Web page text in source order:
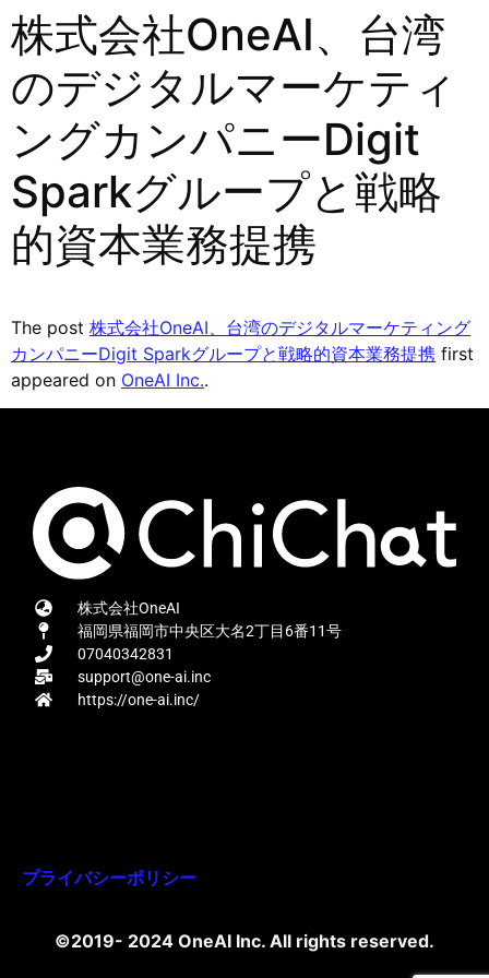
株式会社OneAI、台湾
のデジタルマーケティ
ングカンパニーDigit
Sparkグループと戦略
的資本業務提携
The post 株式会社OneAI、台湾のデジタルマーケティング
カンパニーDigit Sparkグループと戦略的資本業務提携 first
appeared on OneAI Inc..
株式会社OneAI
福岡県福岡市中央区大名2丁目6番11号
07040342831
support@one-ai.inc
https://one-ai.inc/
プライバシーポリシー
©2019- 2024 OneAI Inc. All rights reserved.